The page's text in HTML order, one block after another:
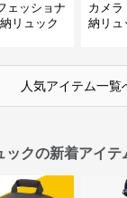
ェッショナ
リュック
カメラ
納リュ
人気アイテム一覧
ックの新着アイテ